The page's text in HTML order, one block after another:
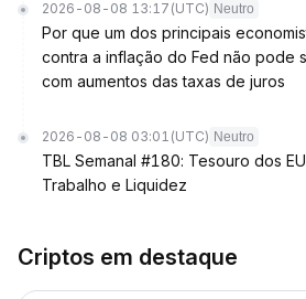
2026-08-08 13:17 (UTC) Neutro
Por que um dos principais
contra a inflação do Fed não pode
com aumentos das taxas de juros
2026-08-08 03:01 (UTC) Neutro
TBL Semanal #180: Tesouro dos
Trabalho e Liquidez
Criptos em destaque